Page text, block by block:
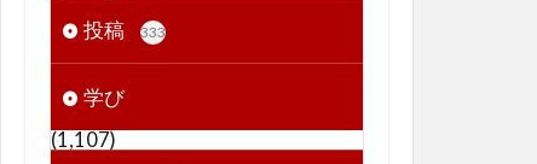
投稿
333
学び
(1,107)